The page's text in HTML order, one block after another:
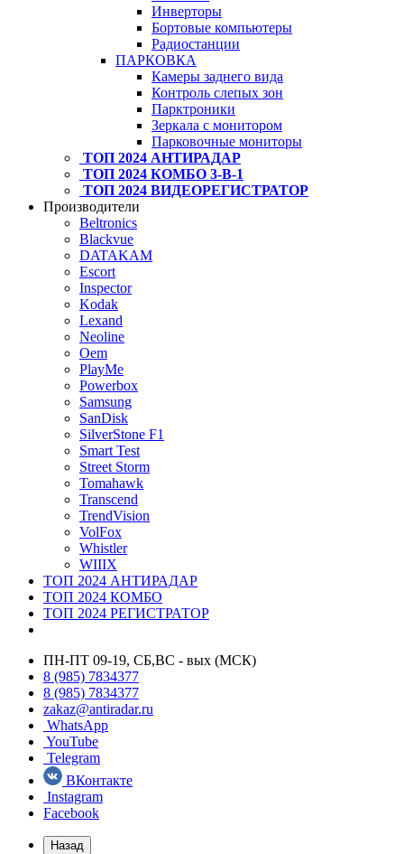
Инверторы
Бортовые компьютеры
Радиостанции
ПАРКОВКА
Камеры заднего вида
Контроль слепых зон
Парктроники
Зеркала с монитором
Парковочные мониторы
ТОП 2024 АНТИРАДАР
ТОП 2024 КОМБО 3-В-1
ТОП 2024 ВИДЕОРЕГИСТРАТОР
Производители
Beltronics
Blackvue
DATAKAM
Escort
Inspector
Kodak
Lexand
Neoline
Oem
PlayMe
Powerbox
Samsung
SanDisk
SilverStone F1
Smart Test
Street Storm
Tomahawk
Transcend
TrendVision
VolFox
Whistler
WIIIX
ТОП 2024 АНТИРАДАР
ТОП 2024 КОМБО
ТОП 2024 РЕГИСТРАТОР
ПН-ПТ 09-19, СБ,ВС - вых (МСК)
8 (985) 7834377
8 (985) 7834377
zakaz@antiradar.ru
WhatsApp
YouTube
Telegram
ВКонтакте
Instagram
Facebook
Назад